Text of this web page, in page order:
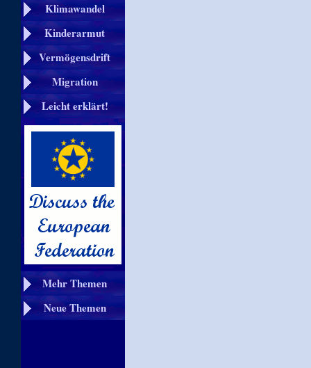
Klimawandel
Kinderarmut
Vermögensdrift
Migration
Leicht erklärt!
Mehr Themen
Neue Themen